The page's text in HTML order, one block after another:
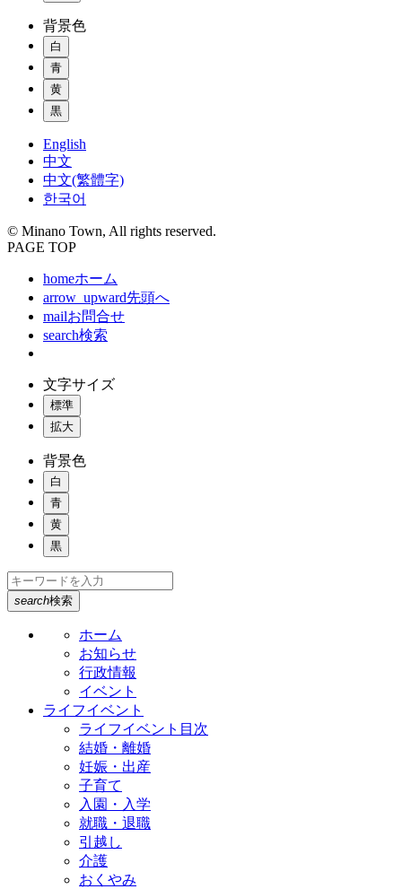
背景色
白
青
黄
黒
English
中文
中文(繁體字)
한국어
© Minano Town, All rights reserved.
PAGE TOP
homeホーム
arrow_upward先頭へ
mailお問合せ
search検索
文字サイズ
標準
拡大
背景色
白
青
黄
黒
search検索
ホーム
お知らせ
行政情報
イベント
ライフイベント
ライフイベント目次
結婚・離婚
妊娠・出産
子育て
入園・入学
就職・退職
引越し
介護
おくやみ